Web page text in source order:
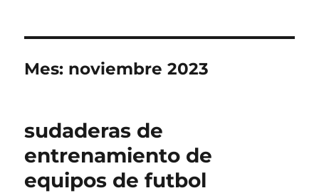
Mes: noviembre 2023
sudaderas de
entrenamiento de
equipos de futbol